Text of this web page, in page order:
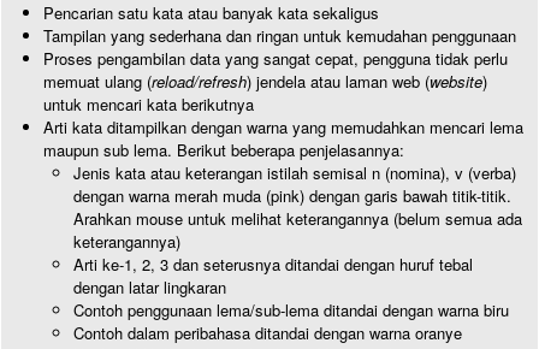
Pencarian satu kata atau banyak kata sekaligus
Tampilan yang sederhana dan ringan untuk kemudahan penggunaan
Proses pengambilan data yang sangat cepat, pengguna tidak perlu
memuat ulang (reload/refresh) jendela atau laman web (website)
untuk mencari kata berikutnya
Arti kata ditampilkan dengan warna yang memudahkan mencari lema
maupun sub lema. Berikut beberapa penjelasannya:
Jenis kata atau keterangan istilah semisal n (nomina), v (verba)
dengan warna merah muda (pink) dengan garis bawah titik-titik.
Arahkan mouse untuk melihat keterangannya (belum semua ada
keterangannya)
Arti ke-1, 2, 3 dan seterusnya ditandai dengan huruf tebal
dengan latar lingkaran
Contoh penggunaan lema/sub-lema ditandai dengan warna biru
Contoh dalam peribahasa ditandai dengan warna oranye